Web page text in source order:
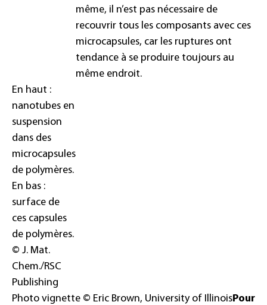
même, il n’est pas nécessaire de
recouvrir tous les composants avec ces
microcapsules, car les ruptures ont
tendance à se produire toujours au
même endroit.
En haut :
nanotubes en
suspension
dans des
microcapsules
de polymères.
En bas :
surface de
ces capsules
de polymères.
© J. Mat.
Chem./RSC
Publishing
Photo vignette © Eric Brown, University of IllinoisPour